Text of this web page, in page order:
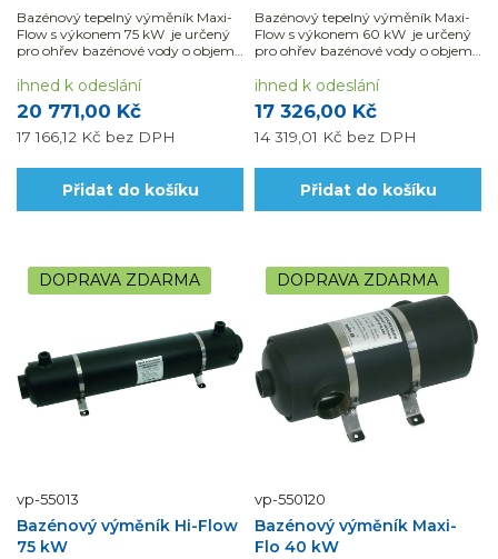
Bazénový tepelný výměník Maxi-
Flow s výkonem 75 kW je určený
pro ohřev bazénové vody o objemu
20 771,00 Kč
17 166,12 Kč bez DPH
ihned k odeslání
Přidat do košíku
Bazénový tepelný výměník Maxi-
Flow s výkonem 60 kW je určený
pro ohřev bazénové vody o objemu
17 326,00 Kč
14 319,01 Kč bez DPH
ihned k odeslání
Přidat do košíku
DOPRAVA ZDARMA
vp-55013
Bazénový výměník Hi-Flow
75 kW
DOPRAVA ZDARMA
vp-550120
Bazénový výměník Maxi-
Flo 40 kW